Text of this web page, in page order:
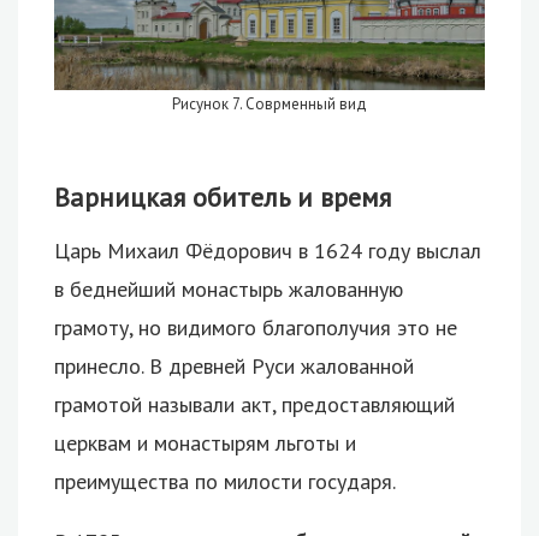
Рисунок 7. Соврменный вид
Варницкая обитель и время
Царь Михаил Фёдорович в 1624 году выслал
в беднейший монастырь жалованную
грамоту, но видимого благополучия это не
принесло. В древней Руси жалованной
грамотой называли акт, предоставляющий
церквам и монастырям льготы и
преимущества по милости государя.